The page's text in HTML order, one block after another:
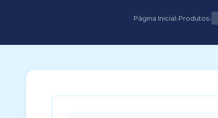
Página Inicial›Produtos›